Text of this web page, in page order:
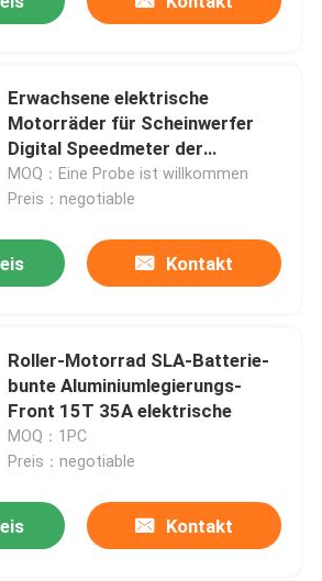
in Verbindung
Zitat
Roller
Roller
Roller
Erwachsene elektrische
Motorräder für Scheinwerfer
Digital Speedmeter der
Jugendlich-LED
MOQ：Eine Probe ist willkommen
Preis：negotiable
Kontakt
Roller-Motorrad SLA-Batterie-
bunte Aluminiumlegierungs-
Front 15T 35A elektrische
MOQ：1PC
Preis：negotiable
Kontakt